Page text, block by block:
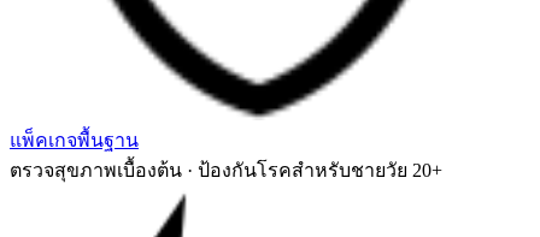
แพ็คเกจพื้นฐาน
ตรวจสุขภาพเบื้องต้น · ป้องกันโรคสำหรับชายวัย 20+